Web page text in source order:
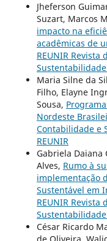
Jheferson
Suzart, Marcos
impacto na
acadêmicas de
REUNIR
Maria Silne da
Filho, Elayne
Sousa,
Nordeste
Contabilidade e
REUNIR
Gabriela Daiana
Alves, Rumo à
implementação
Sustentável em
REUNIR
César Ricardo